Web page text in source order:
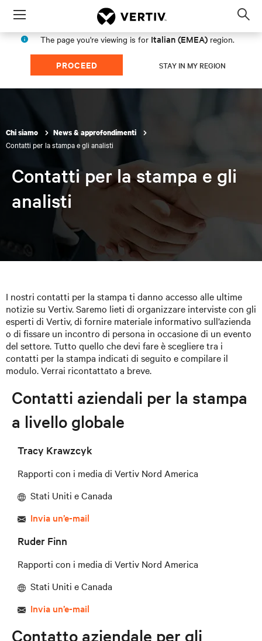
Menu
The page you're viewing is for Italian (EMEA) region.
PROCEED STAY IN MY REGION
Chi siamo News & approfondimenti
Contatti per la stampa e gli analisti
Contatti per la stampa e gli
analisti
I nostri contatti per la stampa ti danno accesso alle ultime
notizie su Vertiv. Saremo lieti di organizzare interviste con gli
esperti di Vertiv, di fornire materiale informativo sull’azienda
o di fissare un incontro di persona in occasione di un evento
del settore. Tutto quello che devi fare è scegliere tra i
contatti per la stampa indicati di seguito e compilare il
modulo. Verrai ricontattato a breve.
Contatti aziendali per la stampa
a livello globale
Tracy Krawzcyk
Rapporti con i media di Vertiv Nord America
Stati Uniti e Canada
Invia un’e-mail
Ruder Finn
Rapporti con i media di Vertiv Nord America
Stati Uniti e Canada
Invia un’e-mail
Contatto aziendale per gli